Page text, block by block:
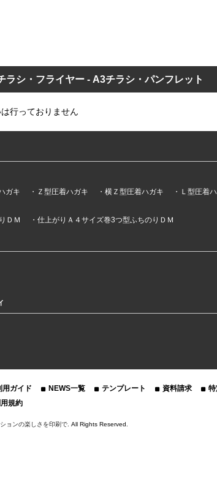
ラシ・フライヤー - A3チラシ・パンフレット
行っておりません
ガキ Ｚ型圧着ハガキ 横Ｚ型圧着ハガキ Ｌ型圧着
ＤＭ
仕上がりＡ４サイズ巻3つ型ふちのりＤＭ
用ガイド NEWS一覧 テンプレート 資料請求
規約
ョンの楽しさを印刷で . All Rights Reserved.